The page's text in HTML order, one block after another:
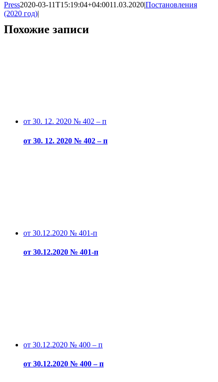
Press2020-03-11T15:19:04+04:0011.03.2020|Постановления
(2020 год)|
Похожие записи
от 30. 12. 2020 № 402 – п
от 30. 12. 2020 № 402 – п
от 30.12.2020 № 401-п
от 30.12.2020 № 401-п
от 30.12.2020 № 400 – п
от 30.12.2020 № 400 – п